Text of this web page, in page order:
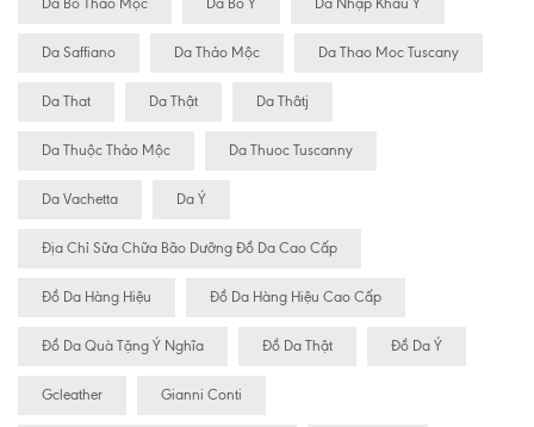
Da Bò Thảo Mộc Da Bò Ý Da Nhập Khẩu Ý
Da Saffiano Da Thảo Mộc Da Thao Moc Tuscany
Da That Da Thật Da Thâtj
Da Thuộc Thảo Mộc Da Thuoc Tuscanny
Da Vachetta Da Ý
Địa Chỉ Sữa Chữa Bão Dưỡng Đồ Da Cao Cấp
Đồ Da Hàng Hiệu Đồ Da Hàng Hiệu Cao Cấp
Đồ Da Quà Tặng Ý Nghĩa Đồ Da Thật Đồ Da Ý
Gcleather Gianni Conti